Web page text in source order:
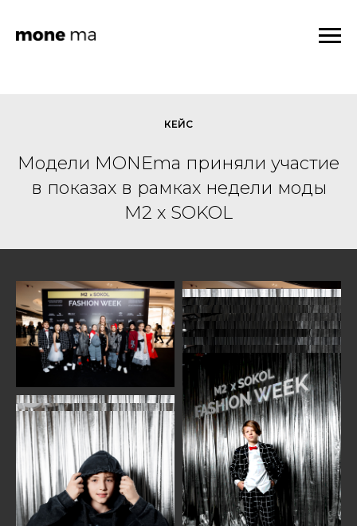
КЕЙС
Модели MONEma приняли участие
в показах в рамках недели моды
M2 x SOKOL